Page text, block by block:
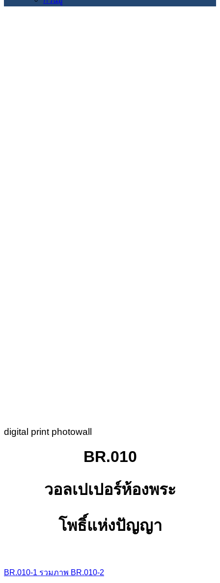
digital print photowall
BR.010
วอลเปเปอร์ห้องพระ
โพธิ์แห่งปัญญา
BR.010-1 รวมภาพ BR.010-2